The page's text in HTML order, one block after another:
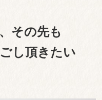
その先も
し頂きたい